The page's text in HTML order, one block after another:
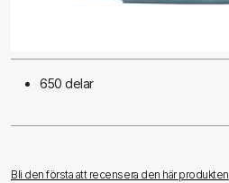
650 delar
Bli den första att recensera den här produkten